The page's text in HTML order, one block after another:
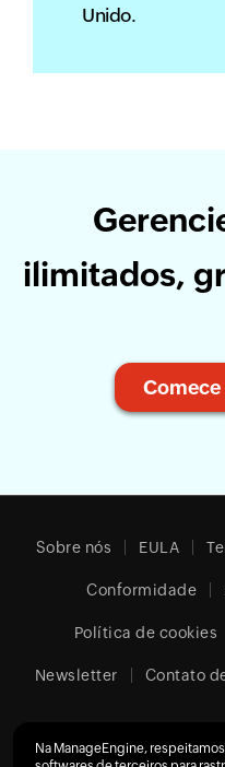
Unido.
ilimitados,
Sobre nós EULA
Conformidade
Política de cookies
Newsletter Contato
Na ManageEngine,